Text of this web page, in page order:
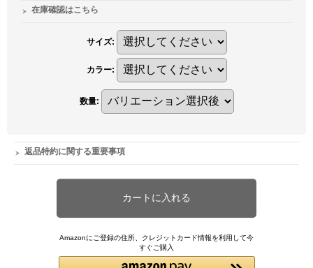
在庫確認はこちら
サイズ:
カラー:
数量:
返品特約に関する重要事項
Amazonにご登録の住所、クレジットカード情報を利用して今
すぐご購入